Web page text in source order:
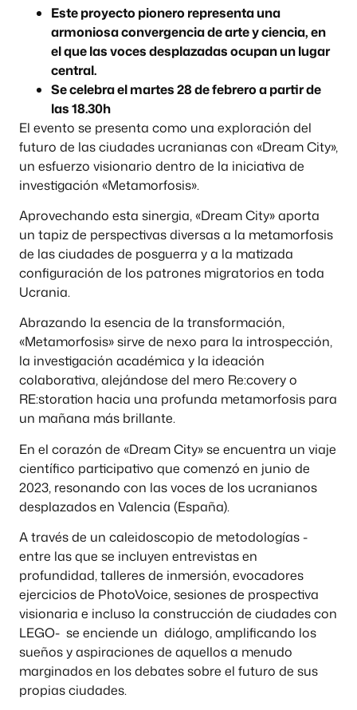
Este proyecto pionero representa una
armoniosa convergencia de arte y ciencia, en
el que las voces desplazadas ocupan un lugar
central.
Se celebra el martes 28 de febrero a partir de
las 18.30h
El evento se presenta como una exploración del
futuro de las ciudades ucranianas con «Dream City»,
un esfuerzo visionario dentro de la iniciativa de
investigación «Metamorfosis».
Aprovechando esta sinergia, «Dream City» aporta
un tapiz de perspectivas diversas a la metamorfosis
de las ciudades de posguerra y a la matizada
configuración de los patrones migratorios en toda
Ucrania.
Abrazando la esencia de la transformación,
«Metamorfosis» sirve de nexo para la introspección,
la investigación académica y la ideación
colaborativa, alejándose del mero Re:covery o
RE:storation hacia una profunda metamorfosis para
un mañana más brillante.
En el corazón de «Dream City» se encuentra un viaje
científico participativo que comenzó en junio de
2023, resonando con las voces de los ucranianos
desplazados en Valencia (España).
A través de un caleidoscopio de metodologías -
entre las que se incluyen entrevistas en
profundidad, talleres de inmersión, evocadores
ejercicios de PhotoVoice, sesiones de prospectiva
visionaria e incluso la construcción de ciudades con
LEGO- se enciende un diálogo, amplificando los
sueños y aspiraciones de aquellos a menudo
marginados en los debates sobre el futuro de sus
propias ciudades.